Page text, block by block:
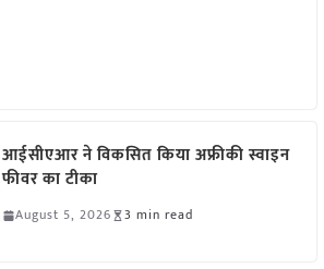
आईसीएआर ने विकसित किया अफ्रीकी स्वाइन
फीवर का टीका
August 5, 2026 3 min read